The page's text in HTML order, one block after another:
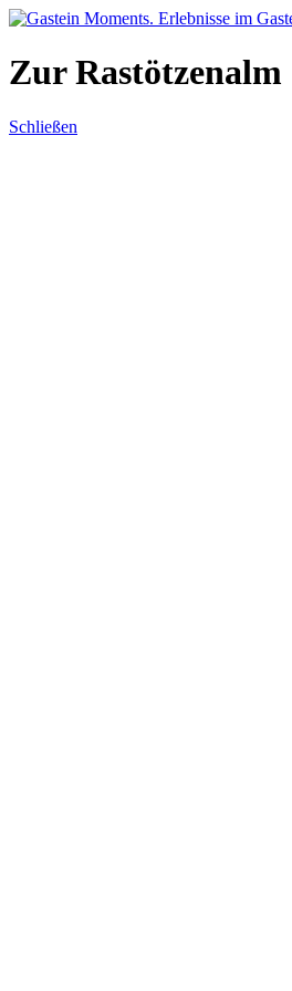
Direkt zum Inhalt
Zur Rastötzenalm
Schließen